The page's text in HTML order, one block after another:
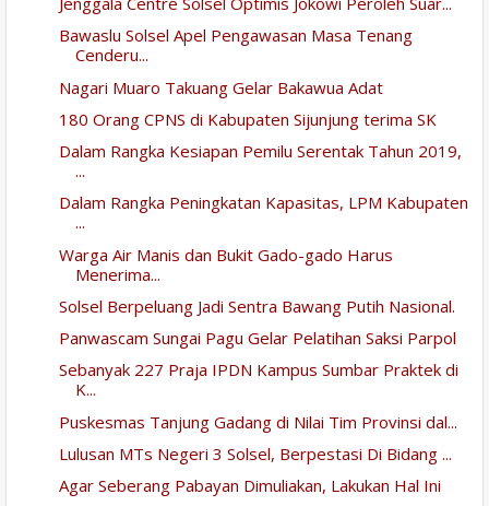
Bawaslu Solsel Apel Pengawasan Masa Tenang
Cenderu...
Nagari Muaro Takuang Gelar Bakawua Adat
180 Orang CPNS di Kabupaten Sijunjung terima SK
Dalam Rangka Kesiapan Pemilu Serentak Tahun 2019,
...
Dalam Rangka Peningkatan Kapasitas, LPM Kabupaten
...
Warga Air Manis dan Bukit Gado-gado Harus
Menerima...
Solsel Berpeluang Jadi Sentra Bawang Putih Nasional.
Panwascam Sungai Pagu Gelar Pelatihan Saksi Parpol
Sebanyak 227 Praja IPDN Kampus Sumbar Praktek di
K...
Puskesmas Tanjung Gadang di Nilai Tim Provinsi dal...
Lulusan MTs Negeri 3 Solsel, Berpestasi Di Bidang ...
Agar Seberang Pabayan Dimuliakan, Lakukan Hal Ini